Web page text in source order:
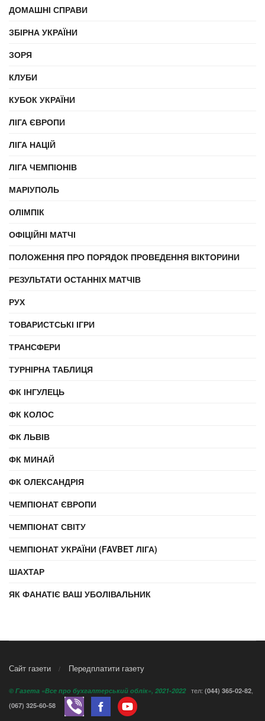
ДОМАШНІ СПРАВИ
ЗБІРНА УКРАЇНИ
ЗОРЯ
КЛУБИ
КУБОК УКРАЇНИ
ЛІГА ЄВРОПИ
ЛІГА НАЦІЙ
ЛІГА ЧЕМПІОНІВ
МАРІУПОЛЬ
ОЛІМПІК
ОФІЦІЙНІ МАТЧІ
ПОЛОЖЕННЯ ПРО ПОРЯДОК ПРОВЕДЕННЯ ВІКТОРИНИ
РЕЗУЛЬТАТИ ОСТАННІХ МАТЧІВ
РУХ
ТОВАРИСТСЬКІ ІГРИ
ТРАНСФЕРИ
ТУРНІРНА ТАБЛИЦЯ
ФК ІНГУЛЕЦЬ
ФК КОЛОС
ФК ЛЬВІВ
ФК МИНАЙ
ФК ОЛЕКСАНДРІЯ
ЧЕМПІОНАТ ЄВРОПИ
ЧЕМПІОНАТ СВІТУ
ЧЕМПІОНАТ УКРАЇНИ (FAVBET ЛІГА)
ШАХТАР
ЯК ФАНАТІЄ ВАШ УБОЛІВАЛЬНИК
Сайт газети Передплатити газету
© Газета «Все про бухгалтерський облік», 2021-2022тел: (044) 365-02-82
(067) 325-60-58